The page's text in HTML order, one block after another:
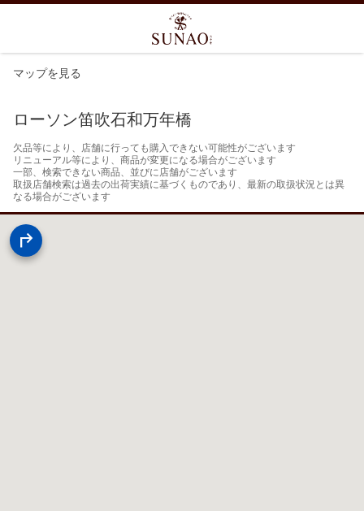
マップを見る
ローソン笛吹石和万年橋
欠品等により、店舗に行っても購入できない可能性がございます
リニューアル等により、商品が変更になる場合がございます
一部、検索できない商品、並びに店舗がございます
取扱店舗検索は過去の出荷実績に基づくものであり、最新の取扱状況とは異
なる場合がございます